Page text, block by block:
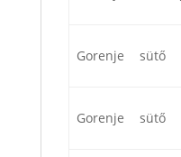
Gorenje sütő
Gorenje sütő